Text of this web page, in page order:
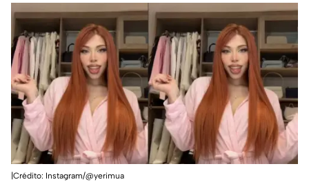
|Crédito: Instagram/@yerimua